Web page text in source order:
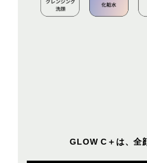
GLOW C＋は、全